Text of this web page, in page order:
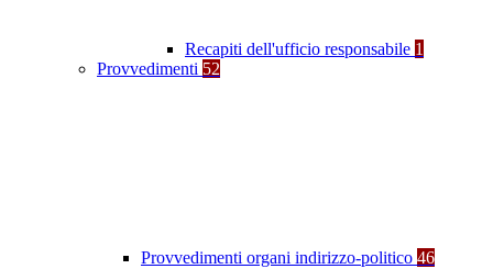
Recapiti dell'ufficio responsabile 1
Provvedimenti 52
Provvedimenti organi indirizzo-politico 46